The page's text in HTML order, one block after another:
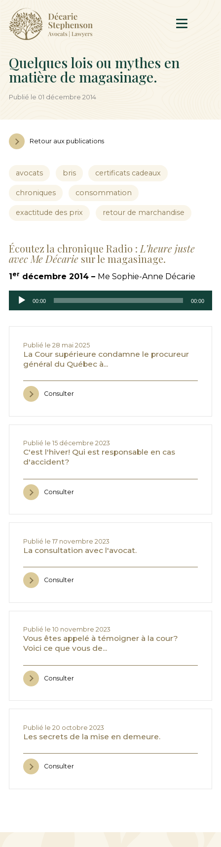
Quelques lois ou mythes en
matière de magasinage.
Publié le 01 décembre 2014
Retour aux publications
avocats bris certificats cadeaux
chroniques consommation
exactitude des prix retour de marchandise
Écoutez la chronique Radio :L’heure juste
avec Me Décariesur le magasinage.
1 er décembre 2014 – Me Sophie-Anne Décarie
audio
00:00 00:00
Publié le 28 mai 2025
La Cour supérieure condamne le procureur
général du Québec à...
Consulter
Publié le 15 décembre 2023
C'est l'hiver! Qui est responsable en cas
d'accident?
Consulter
Publié le 17 novembre 2023
La consultation avec l'avocat.
Consulter
Publié le 10 novembre 2023
Vous êtes appelé à témoigner à la cour?
Voici ce que vous de...
Consulter
Publié le 20 octobre 2023
Les secrets de la mise en demeure.
Consulter